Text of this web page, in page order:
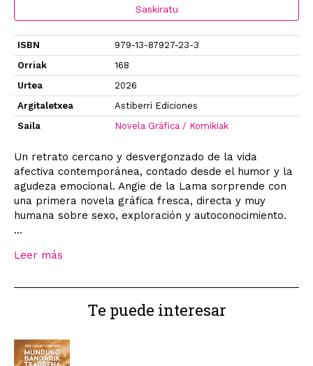
Saskiratu
ISBN
979-13-87927-23-3
Orriak
168
Urtea
2026
Argitaletxea
Astiberri Ediciones
Saila
Novela Gráfica / Komikiak
Un retrato cercano y desvergonzado de la vida
afectiva contemporánea, contado desde el humor y la
agudeza emocional. Angie de la Lama sorprende con
una primera novela gráfica fresca, directa y muy
humana sobre sexo, exploración y autoconocimiento.
...
Leer más
Te puede interesar